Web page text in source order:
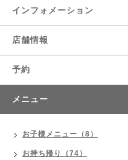
インフォメーション
店舗情報
予約
メニュー
お子様メニュー（8）
お持ち帰り（74）